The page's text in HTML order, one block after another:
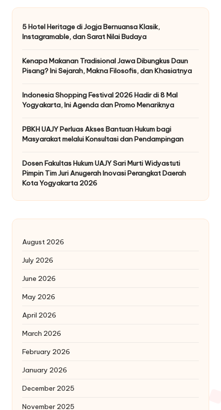
5 Hotel Heritage di Jogja Bernuansa Klasik,
Instagramable, dan Sarat Nilai Budaya
Kenapa Makanan Tradisional Jawa Dibungkus Daun
Pisang? Ini Sejarah, Makna Filosofis, dan Khasiatnya
Indonesia Shopping Festival 2026 Hadir di 8 Mal
Yogyakarta, Ini Agenda dan Promo Menariknya
PBKH UAJY Perluas Akses Bantuan Hukum bagi
Masyarakat melalui Konsultasi dan Pendampingan
Dosen Fakultas Hukum UAJY Sari Murti Widyastuti
Pimpin Tim Juri Anugerah Inovasi Perangkat Daerah
Kota Yogyakarta 2026
August 2026
July 2026
June 2026
May 2026
April 2026
March 2026
February 2026
January 2026
December 2025
November 2025